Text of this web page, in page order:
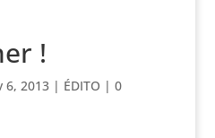
!
6, 2013| ÉDITO | 0